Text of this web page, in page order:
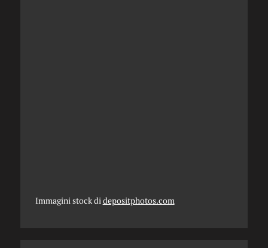
Immagini stock didepositphotos.com